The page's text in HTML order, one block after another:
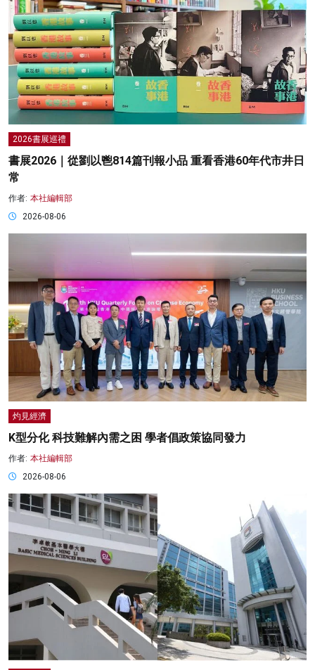
2026書展巡禮
書展2026｜從劉以鬯814篇刊報小品 重看香港60年代市井日
常
作者: 本社編輯部
2026-08-06
灼見經濟
K型分化 科技難解內需之困 學者倡政策協同發力
作者: 本社編輯部
2026-08-06